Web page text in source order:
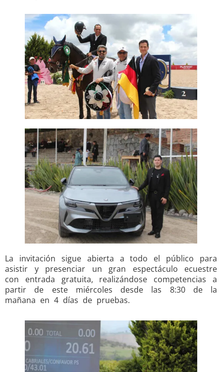
La invitación sigue abierta a todo el público para
asistir y presenciar un gran espectáculo ecuestre
con entrada gratuita, realizándose competencias a
partir de este miércoles desde las 8:30 de la
mañana en 4 días de pruebas.